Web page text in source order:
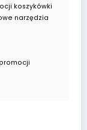
koszykówki
narzędzia